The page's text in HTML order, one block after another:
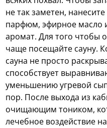
не так заметен,
парфюм, эфирное масло
аромат. Для того чтобы
чаще посещайте сауну.
сауна не просто
способствует
уменьшению угревой
пор. После выхода из
очищающим тоником,
лечебное воздействие